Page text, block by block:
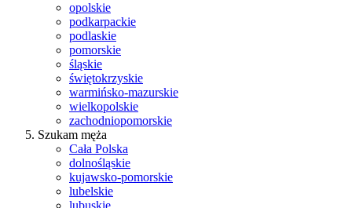
opolskie
podkarpackie
podlaskie
pomorskie
śląskie
świętokrzyskie
warmińsko-mazurskie
wielkopolskie
zachodniopomorskie
Szukam męża
Cała Polska
dolnośląskie
kujawsko-pomorskie
lubelskie
lubuskie